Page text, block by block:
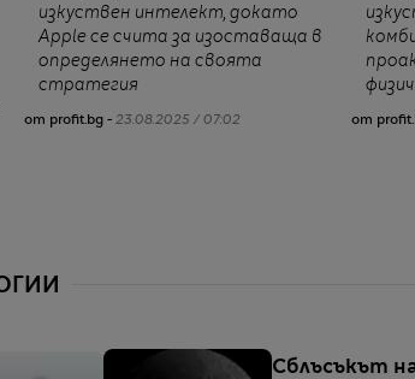
изкуствен интелект, докато
Apple се счита за изоставаща в
определянето на своята
стратегия
от profit.bg - 23.08.2025 / 07:02 от
Сблъсъкът